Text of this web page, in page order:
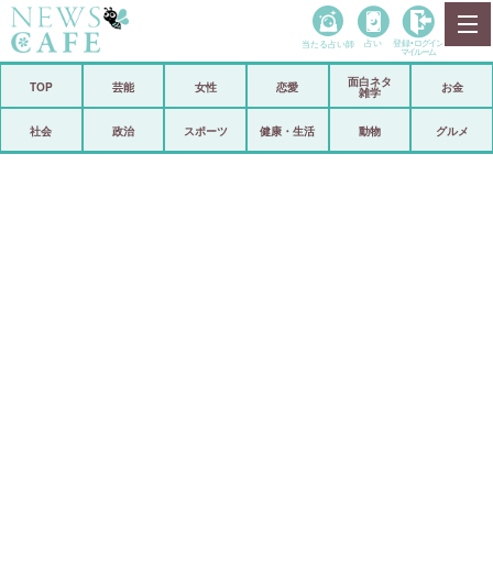
政治
当たる占い師 占い 登録• ログイン
マイルーム
TOP 芸能 女性 恋愛
面白ネタ
雑学
お金
社会 政治 スポーツ 健康・生活 動物 グルメ